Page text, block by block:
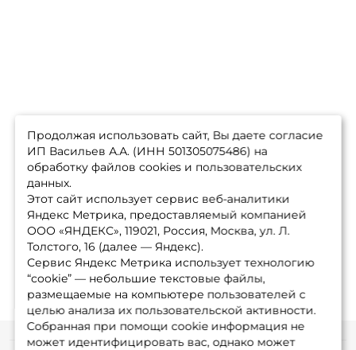
Продолжая использовать сайт, Вы даете согласие
ИП Васильев А.А. (ИНН 501305075486) на
обработку файлов cookies и пользовательских
данных.
Этот сайт использует сервис веб-аналитики
Яндекс Метрика, предоставляемый компанией
ООО «ЯНДЕКС», 119021, Россия, Москва, ул. Л.
Толстого, 16 (далее — Яндекс).
Сервис Яндекс Метрика использует технологию
“cookie” — небольшие текстовые файлы,
размещаемые на компьютере пользователей с
целью анализа их пользовательской активности.
Собранная при помощи cookie информация не
может идентифицировать вас, однако может